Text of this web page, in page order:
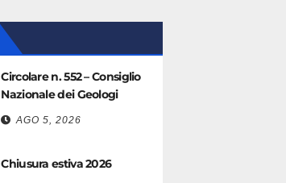
Circolare n. 552 – Consiglio
Nazionale dei Geologi
AGO 5, 2026
Chiusura estiva 2026